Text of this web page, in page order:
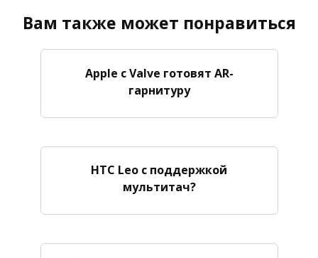
Вам также может понравиться
Apple с Valve готовят AR-
гарнитуру
HTC Leo с поддержкой
мультитач?